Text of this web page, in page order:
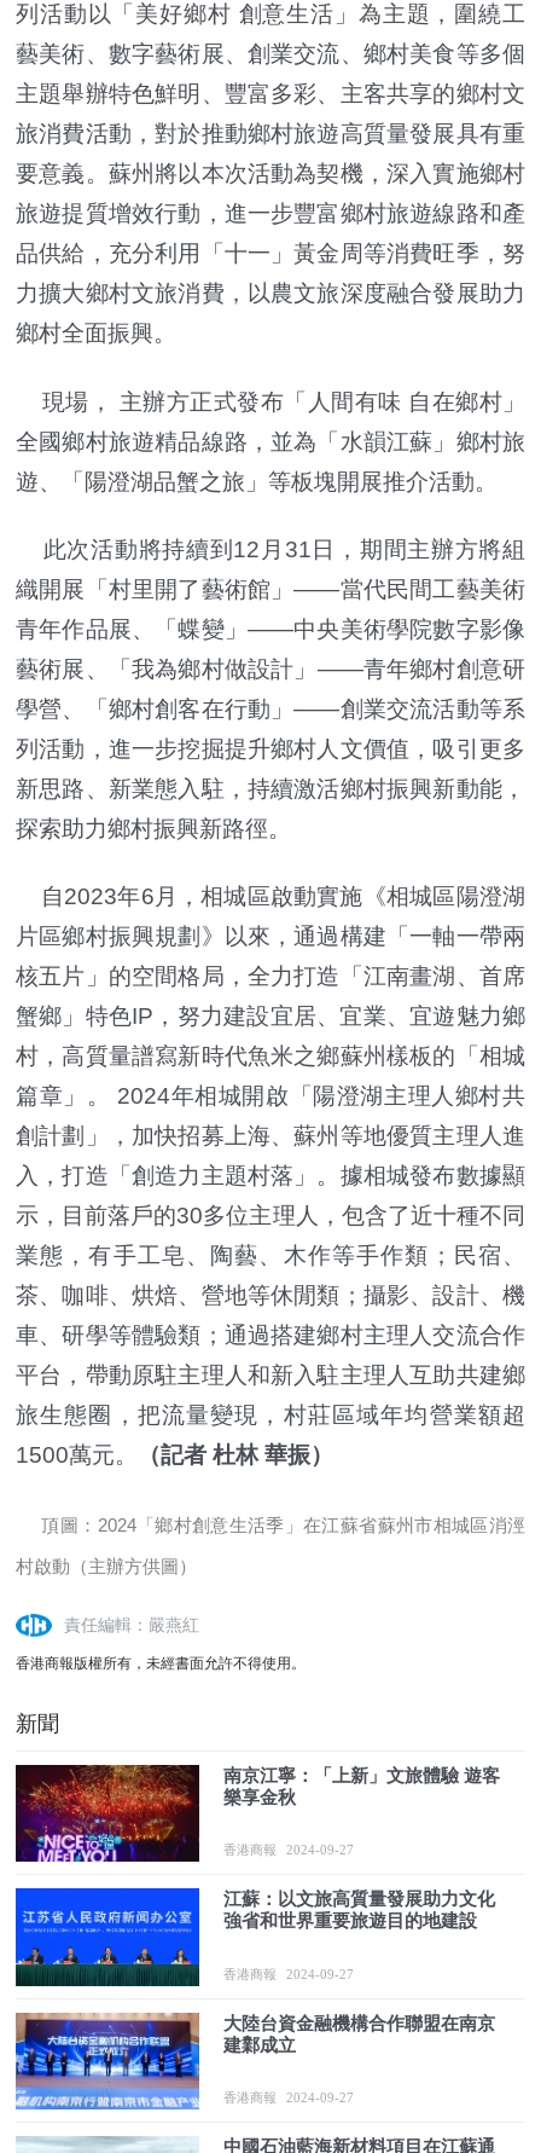
列活動以「美好鄉村 創意生活」為主題，圍繞工
藝美術、數字藝術展、創業交流、鄉村美食等多個
主題舉辦特色鮮明、豐富多彩、主客共享的鄉村文
旅消費活動，對於推動鄉村旅遊高質量發展具有重
要意義。蘇州將以本次活動為契機，深入實施鄉村
旅遊提質增效行動，進一步豐富鄉村旅遊線路和產
品供給，充分利用「十一」黃金周等消費旺季，努
力擴大鄉村文旅消費，以農文旅深度融合發展助力
鄉村全面振興。
現場， 主辦方正式發布「人間有味 自在鄉村」
全國鄉村旅遊精品線路，並為「水韻江蘇」鄉村旅
遊、「陽澄湖品蟹之旅」等板塊開展推介活動。
此次活動將持續到12月31日，期間主辦方將組
織開展「村里開了藝術館」——當代民間工藝美術
青年作品展、「蝶變」——中央美術學院數字影像
藝術展、「我為鄉村做設計」——青年鄉村創意研
學營、「鄉村創客在行動」——創業交流活動等系
列活動，進一步挖掘提升鄉村人文價值，吸引更多
新思路、新業態入駐，持續激活鄉村振興新動能，
探索助力鄉村振興新路徑。
自2023年6月，相城區啟動實施《相城區陽澄湖
片區鄉村振興規劃》以來，通過構建「一軸一帶兩
核五片」的空間格局，全力打造「江南畫湖、首席
蟹鄉」特色IP，努力建設宜居、宜業、宜遊魅力鄉
村，高質量譜寫新時代魚米之鄉蘇州樣板的「相城
篇章」。 2024年相城開啟「陽澄湖主理人鄉村共
創計劃」，加快招募上海、蘇州等地優質主理人進
入，打造「創造力主題村落」。據相城發布數據顯
示，目前落戶的30多位主理人，包含了近十種不同
業態，有手工皂、陶藝、木作等手作類；民宿、
茶、咖啡、烘焙、營地等休閒類；攝影、設計、機
車、研學等體驗類；通過搭建鄉村主理人交流合作
平台，帶動原駐主理人和新入駐主理人互助共建鄉
旅生態圈，把流量變現，村莊區域年均營業額超
1500萬元。
（記者 杜林 華振）
頂圖：2024「鄉村創意生活季」在江蘇省蘇州市相城區消涇
村啟動（主辦方供圖）
責任編輯：嚴燕紅
香港商報版權所有，未經書面允許不得使用。
新聞
南京江寧：「上新」文旅體驗 遊客
樂享金秋
香港商報 2024-09-27
江蘇：以文旅高質量發展助力文化
強省和世界重要旅遊目的地建設
香港商報 2024-09-27
大陸台資金融機構合作聯盟在南京
建鄴成立
香港商報 2024-09-27
中國石油藍海新材料項目在江蘇通